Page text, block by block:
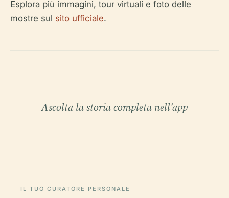
Esplora più immagini, tour virtuali e foto delle
mostre sul sito ufficiale.
Ascolta la storia completa nell'app
IL TUO CURATORE PERSONALE